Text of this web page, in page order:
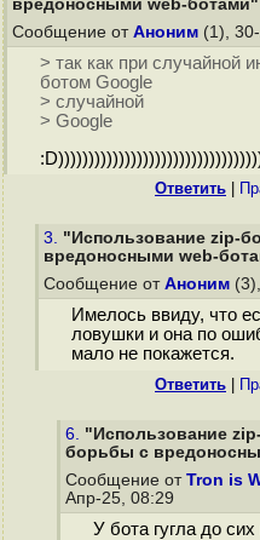
вредоносными web-ботами"
Сообщение от Аноним (1),
> так как при случайной
ботом Google
> случайной
> Google
Ответить
3. "Использование zip-
вредоносными web-
Сообщение от Аноним
Имелось ввиду, что
ловушки и она по
мало не покажется.
Ответить
6. "Использование
борьбы с
Сообщение от Tron is
Апр-25, 08:29
У бота гугла до